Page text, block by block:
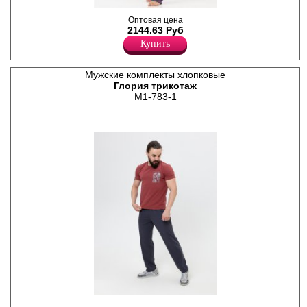
Хлопок 100%
Оптовая цена
2144.63 Руб
Купить
Мужские комплекты хлопковые
Глория трикотаж
М1-783-1